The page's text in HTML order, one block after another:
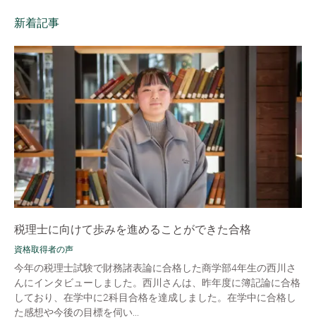
新着記事
税理士に向けて歩みを進めることができた合格
資格取得者の声
今年の税理士試験で財務諸表論に合格した商学部4年生の西川さ
んにインタビューしました。西川さんは、昨年度に簿記論に合格
しており、在学中に2科目合格を達成しました。在学中に合格し
た感想や今後の目標を伺い...